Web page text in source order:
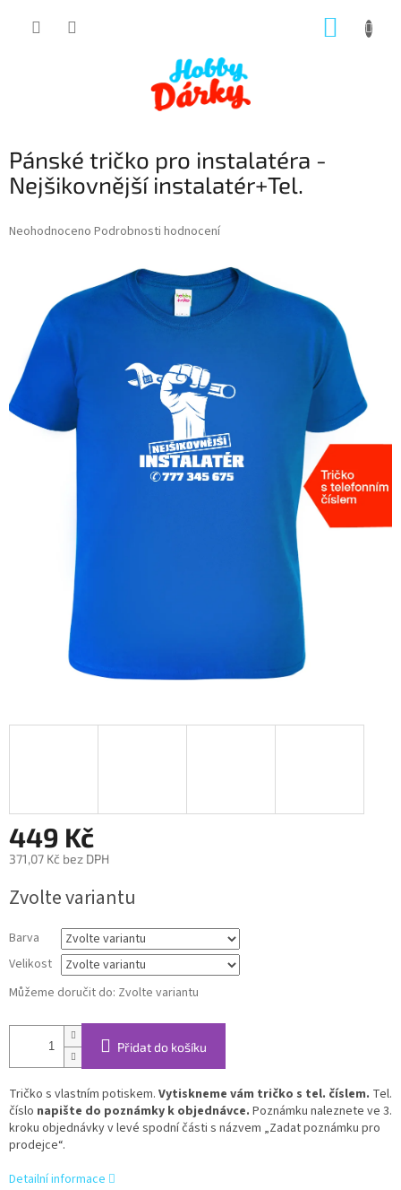
Pánské tričko pro instalatéra -
Nejšikovnější instalatér+Tel.
Průměrné
hvězdiček.
Neohodnoceno Podrobnosti hodnocení
449 Kč
371,07 Kč bez DPH
cena:
Zvolte variantu
Barva
Velikost
Můžeme doručit do: Zvolte variantu
Přidat do košíku
Tričko s vlastním potiskem. Vytiskneme vám tričko s tel. číslem. Tel.
číslo napište do poznámky k objednávce. Poznámku naleznete ve 3.
kroku objednávky v levé spodní části s názvem „Zadat poznámku pro
prodejce“.
Detailní informace